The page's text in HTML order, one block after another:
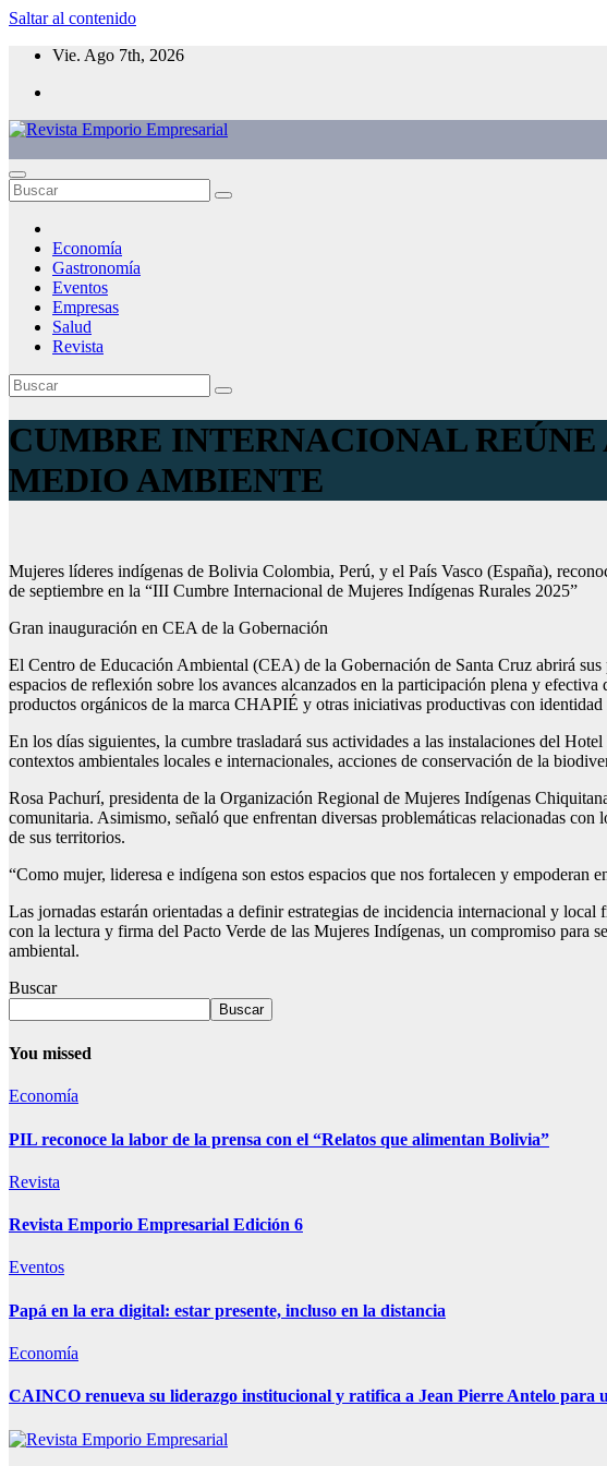
Saltar al contenido
Vie. Ago 7th, 2026
Economía
Gastronomía
Eventos
Empresas
Salud
Revista
CUMBRE INTERNACIONAL
MEDIO AMBIENTE
Mujeres líderes indígenas de Bolivia Colombia, Perú, y el País Vasco (España),
de septiembre en la “III Cumbre Internacional de Mujeres Indígenas Rurales 2025”
Gran inauguración en CEA de la Gobernación
El Centro de Educación Ambiental (CEA) de la Gobernación de Santa Cruz abrirá
espacios de reflexión sobre los avances alcanzados en la participación plena y
productos orgánicos de la marca CHAPIÉ y otras iniciativas productivas con identidad
En los días siguientes, la cumbre trasladará sus actividades a las instalaciones del
contextos ambientales locales e internacionales, acciones de conservación de la
Rosa Pachurí, presidenta de la Organización Regional de Mujeres Indígenas
comunitaria. Asimismo, señaló que enfrentan diversas problemáticas relacionadas
de sus territorios.
“Como mujer, lideresa e indígena son estos espacios que nos fortalecen y
Las jornadas estarán orientadas a definir estrategias de incidencia internacional y
con la lectura y firma del Pacto Verde de las Mujeres Indígenas, un compromiso para
ambiental.
Buscar
Buscar
You missed
Economía
PIL reconoce la labor de la prensa con el “Relatos que alimentan Bolivia”
Revista
Revista Emporio Empresarial Edición 6
Eventos
Papá en la era digital: estar presente, incluso en la distancia
Economía
CAINCO renueva su liderazgo institucional y ratifica a Jean Pierre Antelo para